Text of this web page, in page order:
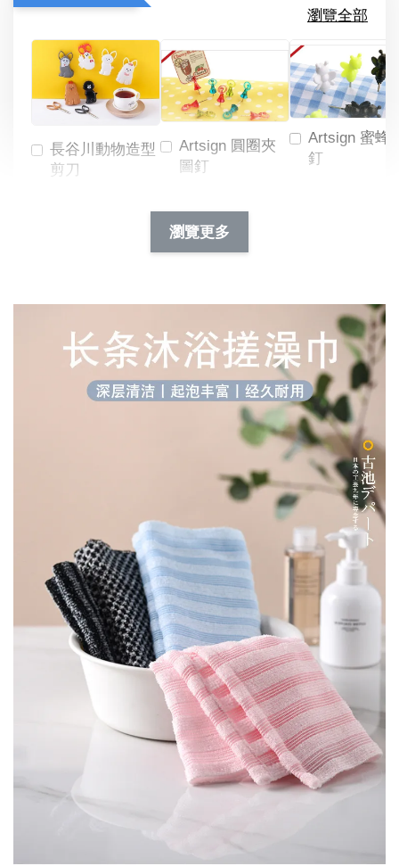
瀏覽全部
長谷川動物造型
剪刀
Artsign 圓圈夾
圖釘
NT$ 19.00
NT$ 66.00
Artsign 蜜蜂
釘
加入購物車
瀏覽更多